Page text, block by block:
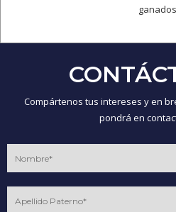
Compártenos tus intereses y en
pondrá en